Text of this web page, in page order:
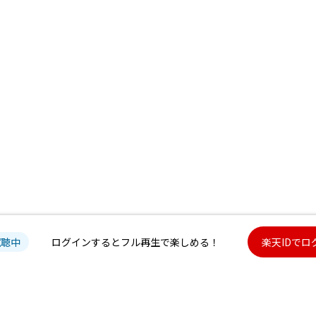
中 ログインするとフル再生で楽しめる！ 楽天IDでロ